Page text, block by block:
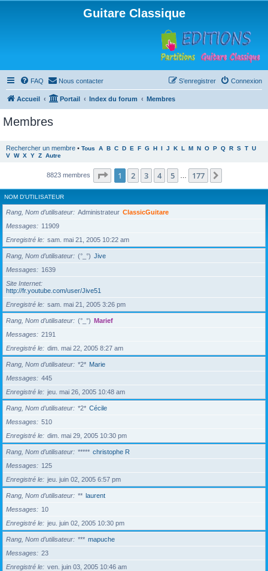
Guitare Classique
FAQ Nous contacter Connexion
S’enregistrer
Accueil Portail Index du forum Membres
Membres
Rechercher un membre • Tous A B C D E F G H I J K L M N O P Q R S T U
V W X Y Z Autre
8823 membres Page 1sur177
1 2 3 4 5 177
NOM D’UTILISATEUR
Rang, Nom d’utilisateur Administrateur ClassicGuitare
Messages
11909
Enregistré le
sam. mai 21, 2005 10:22 am
Rang, Nom d’utilisateur (°_°) Jive
Messages
1639
Site Internet
http://fr.youtube.com/user/Jive51
Enregistré le
sam. mai 21, 2005 3:26 pm
Rang, Nom d’utilisateur (°_°) Marief
Messages
2191
Enregistré le
dim. mai 22, 2005 8:27 am
Rang, Nom d’utilisateur *2* Marie
Messages
445
Enregistré le
jeu. mai 26, 2005 10:48 am
Rang, Nom d’utilisateur *2* Cécile
Messages
510
Enregistré le
dim. mai 29, 2005 10:30 pm
Rang, Nom d’utilisateur ***** christophe R
Messages
125
Enregistré le
jeu. juin 02, 2005 6:57 pm
Rang, Nom d’utilisateur ** laurent
Messages
10
Enregistré le
jeu. juin 02, 2005 10:30 pm
Rang, Nom d’utilisateur *** mapuche
Messages
23
Enregistré le
ven. juin 03, 2005 10:46 am